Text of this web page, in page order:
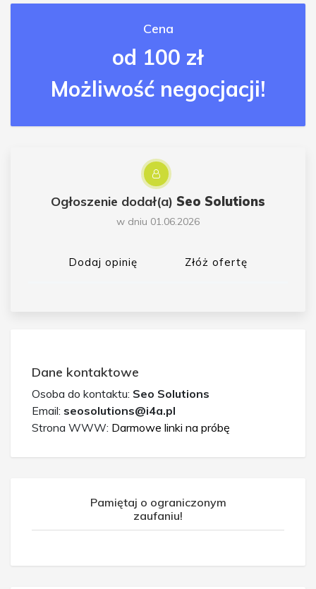
Cena
od 100 zł
Możliwość negocjacji!
Ogłoszenie dodał(a) Seo Solutions
w dniu 01.06.2026
Dodaj opinię Złóż ofertę
Dane kontaktowe
Osoba do kontaktu: Seo Solutions
Email: seosolutions@i4a.pl
Strona WWW: Darmowe linki na próbę
Pamiętaj o ograniczonym
zaufaniu!